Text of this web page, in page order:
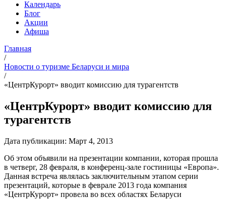
Календарь
Блог
Акции
Афиша
Главная
/
Новости о туризме Беларуси и мира
/
«ЦентрКурорт» вводит комиссию для турагентств
«ЦентрКурорт» вводит комиссию для
турагентств
Дата публикации: Март 4, 2013
Об этом объявили на презентации компании, которая прошла
в четверг, 28 февраля, в конференц-зале гостиницы «Европа».
Данная встреча являлась заключительным этапом серии
презентаций, которые в феврале 2013 года компания
«ЦентрКурорт» провела во всех областях Беларуси